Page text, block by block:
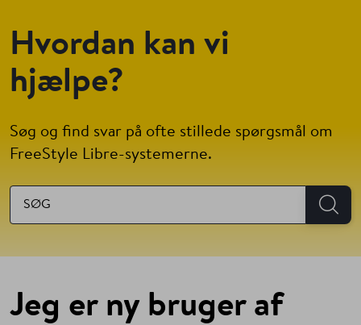
Hvordan kan vi
hjælpe?
Søg og find svar på ofte stillede spørgsmål om
FreeStyle Libre-systemerne.
Jeg er ny bruger af